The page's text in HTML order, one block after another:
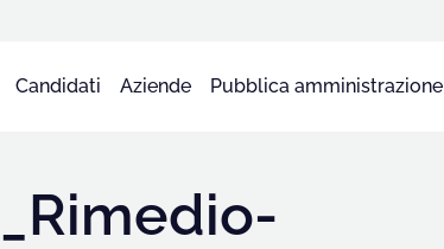
Candidati Aziende Pubblica amministrazione